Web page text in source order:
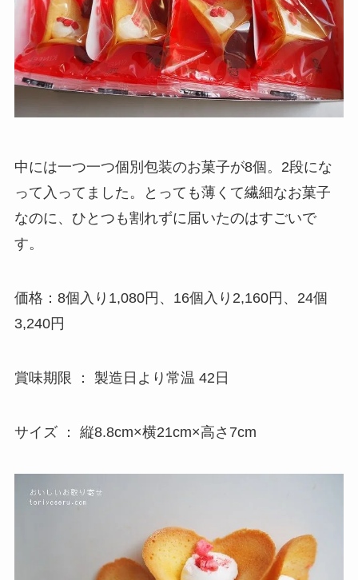
中には一つ一つ個別包装のお菓子が8個。2段にな
って入ってました。とっても薄くて繊細なお菓子
なのに、ひとつも割れずに届いたのはすごいで
す。
価格：8個入り1,080円、16個入り2,160円、24個
3,240円
賞味期限 ： 製造日より常温 42日
サイズ ： 縦8.8cm×横21cm×高さ7cm